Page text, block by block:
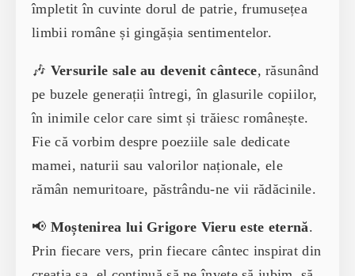
împletit în cuvinte dorul de patrie, frumusețea
limbii române și gingășia sentimentelor.
🎶 Versurile sale au devenit cântece, răsunând
pe buzele generații întregi, în glasurile copiilor,
în inimile celor care simt și trăiesc românește.
Fie că vorbim despre poeziile sale dedicate
mamei, naturii sau valorilor naționale, ele
rămân nemuritoare, păstrându-ne vii rădăcinile.
📢 Moștenirea lui Grigore Vieru este eternă.
Prin fiecare vers, prin fiecare cântec inspirat din